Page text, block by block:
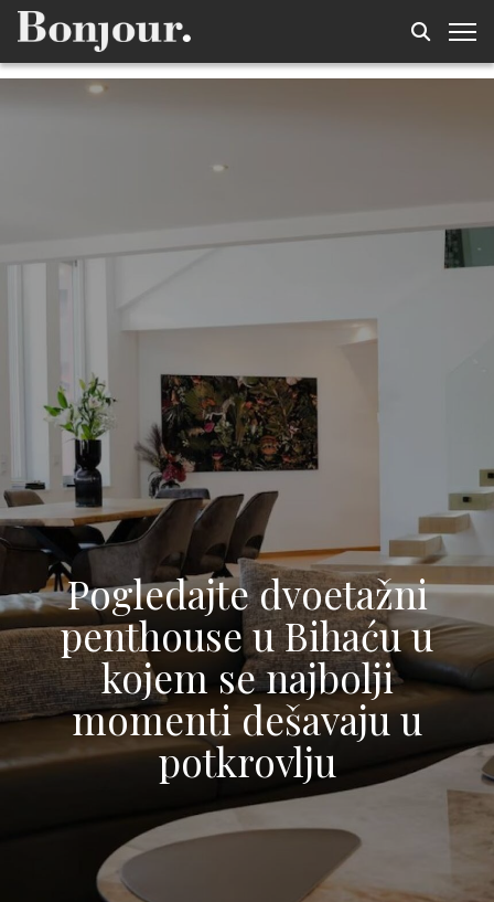
Pogledajte dvoetažni
penthouse u Bihaću u
kojem se najbolji
momenti dešavaju u
potkrovlju